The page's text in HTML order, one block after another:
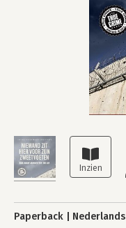
Paperback Nederlands